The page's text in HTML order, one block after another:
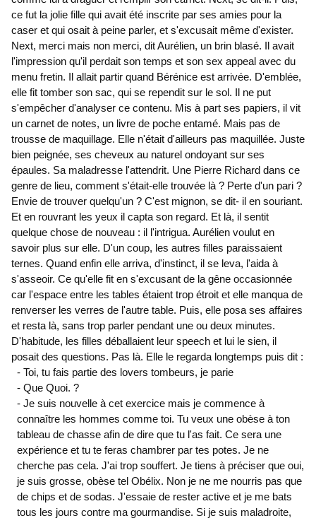
ce fut la jolie fille qui avait été inscrite par ses amies pour la
caser et qui osait à peine parler, et s'excusait même d'exister.
Next, merci mais non merci, dit Aurélien, un brin blasé. Il avait
l'impression qu'il perdait son temps et son sex appeal avec du
menu fretin. Il allait partir quand Bérénice est arrivée. D'emblée,
elle fit tomber son sac, qui se rependit sur le sol. Il ne put
s'empêcher d'analyser ce contenu. Mis à part ses papiers, il vit
un carnet de notes, un livre de poche entamé. Mais pas de
trousse de maquillage. Elle n'était d'ailleurs pas maquillée. Juste
bien peignée, ses cheveux au naturel ondoyant sur ses
épaules. Sa maladresse l'attendrit. Une Pierre Richard dans ce
genre de lieu, comment s'était-elle trouvée là ? Perte d'un pari ?
Envie de trouver quelqu'un ? C'est mignon, se dit- il en souriant.
Et en rouvrant les yeux il capta son regard. Et là, il sentit
quelque chose de nouveau : il l'intrigua. Aurélien voulut en
savoir plus sur elle. D'un coup, les autres filles paraissaient
ternes. Quand enfin elle arriva, d'instinct, il se leva, l'aida à
s'asseoir. Ce qu'elle fit en s'excusant de la gêne occasionnée
car l'espace entre les tables étaient trop étroit et elle manqua de
renverser les verres de l'autre table. Puis, elle posa ses affaires
et resta là, sans trop parler pendant une ou deux minutes.
D'habitude, les filles déballaient leur speech et lui le sien, il
posait des questions. Pas là. Elle le regarda longtemps puis dit :
- Toi, tu fais partie des lovers tombeurs, je parie
- Que Quoi. ?
- Je suis nouvelle à cet exercice mais je commence à
connaître les hommes comme toi. Tu veux une obèse à ton
tableau de chasse afin de dire que tu l'as fait. Ce sera une
expérience et tu te feras chambrer par tes potes. Je ne
cherche pas cela. J'ai trop souffert. Je tiens à préciser que oui,
je suis grosse, obèse tel Obélix. Non je ne me nourris pas que
de chips et de sodas. J'essaie de rester active et je me bats
tous les jours contre ma gourmandise. Si je suis maladroite,